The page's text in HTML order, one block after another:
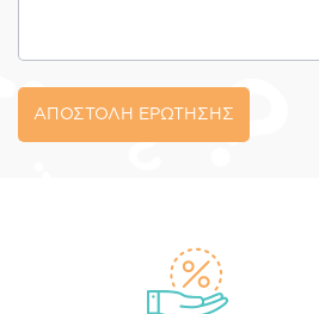
ΑΠΟΣΤΟΛΗ ΕΡΩΤΗΣΗΣ